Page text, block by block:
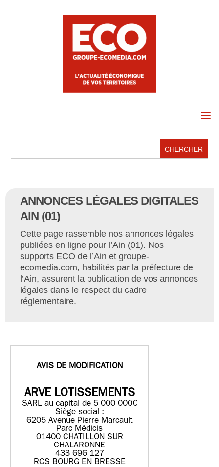
a
ANNONCES LÉGALES DIGITALES
AIN (01)
Cette page rassemble nos annonces légales
publiées en ligne pour l’Ain (01). Nos
supports ECO de l’Ain et groupe-
ecomedia.com, habilités par la préfecture de
l’Ain, assurent la publication de vos annonces
légales dans le respect du cadre
réglementaire.
AVIS DE MODIFICATION
ARVE LOTISSEMENTS
SARL au capital de 5 000 000€
Siège social :
6205 Avenue Pierre Marcault
Parc Médicis
01400 CHATILLON SUR
CHALARONNE
433 696 127
RCS BOURG EN BRESSE